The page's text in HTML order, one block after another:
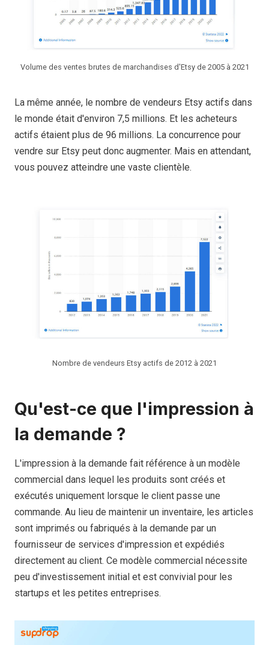
Volume des ventes brutes de marchandises d'Etsy de 2005 à 2021
La même année, le nombre de vendeurs Etsy actifs dans
le monde était d'environ 7,5 millions. Et les acheteurs
actifs étaient plus de 96 millions. La concurrence pour
vendre sur Etsy peut donc augmenter. Mais en attendant,
vous pouvez atteindre une vaste clientèle.
Nombre de vendeurs Etsy actifs de 2012 à 2021
Qu'est-ce que l'impression à
la demande ?
L'impression à la demande fait référence à un modèle
commercial dans lequel les produits sont créés et
exécutés uniquement lorsque le client passe une
commande. Au lieu de maintenir un inventaire, les articles
sont imprimés ou fabriqués à la demande par un
fournisseur de services d'impression et expédiés
directement au client. Ce modèle commercial nécessite
peu d'investissement initial et est convivial pour les
startups et les petites entreprises.